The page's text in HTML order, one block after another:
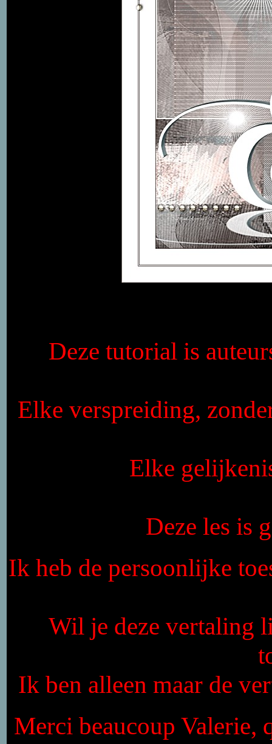
Deze tutorial is
Elke verspreiding,
Elke
Deze les is
Ik heb de persoonlijke
Wil je deze vertaling
Ik ben alleen maar de
Merci beaucoup Valerie,